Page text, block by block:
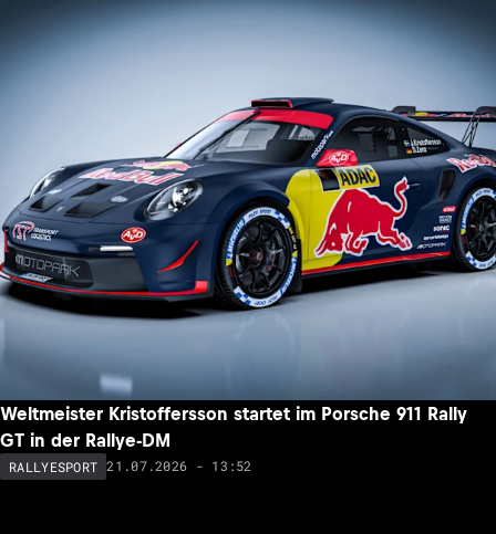
Weltmeister Kristoffersson startet im Porsche 911 Rally
GT in der Rallye-DM
RALLYESPORT 21.07.2026 - 13:52